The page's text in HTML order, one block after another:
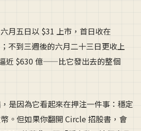
月五日以 $31 上市，首日收在
不到三週後的六月二十三日更收上
近 $630 億——比它發出去的整個
是因為它看起來在押注一件事：穩定
。但如果你翻開 Circle 招股書，會